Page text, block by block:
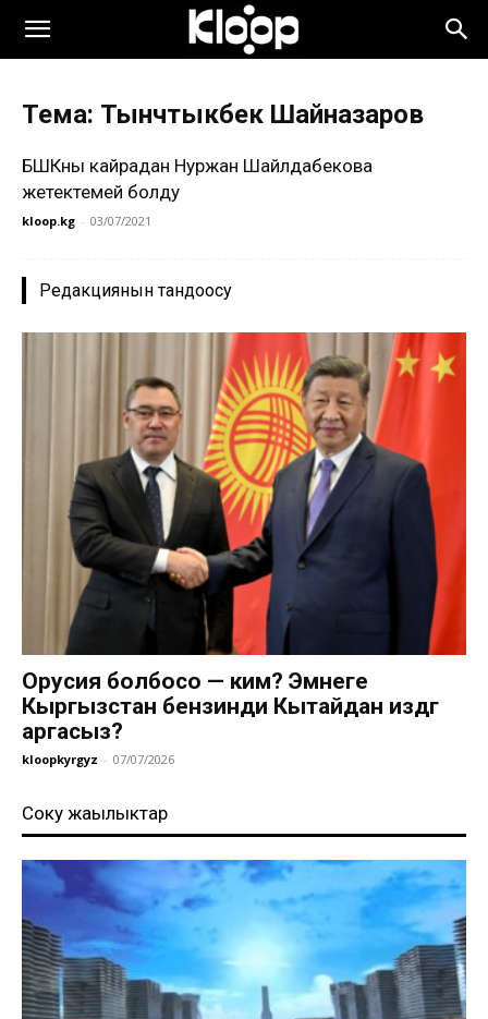
Тема: Тынчтыкбек Шайназаров
БШКны кайрадан Нуржан Шайлдабекова
жетектемей болду
kloop.kg - 03/07/2021
Редакциянын тандоосу
Орусия болбосо — ким? Эмнеге
Кыргызстан бензинди Кытайдан издөөгө
аргасыз?
kloopkyrgyz - 07/07/2026
Соңку жаңылыктар